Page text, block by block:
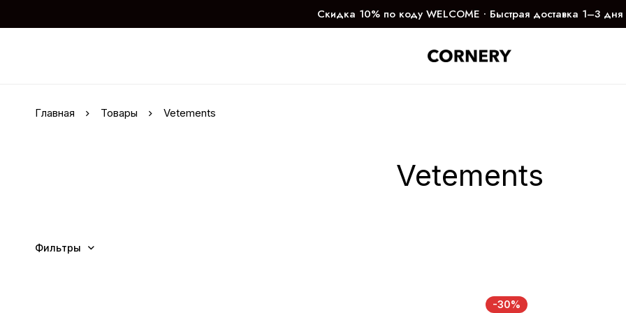
Скидка 10% по коду WELCOME ∙ Быстрая доставка 1–3 дня
Главная Товары Vetements
Vetements
Фильтры
-30%